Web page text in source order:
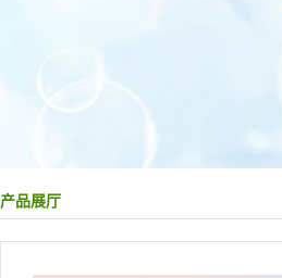
产品展厅